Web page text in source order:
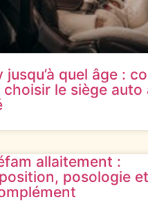
jusqu’à quel âge :
choisir le siège auto
allaitement :
posologie